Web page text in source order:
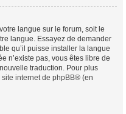
langue sur le forum, soit le
langue. Essayez de demander
qu’il puisse installer la langue
n’existe pas, vous êtes libre de
traduction. Pour plus
site internet de phpBB® (en